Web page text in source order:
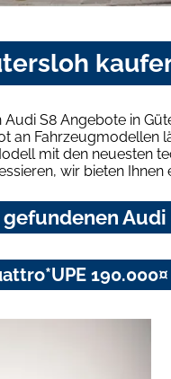
Audi S8 Angebote in
an Fahrzeugmodellen
mit den neuesten
wir bieten Ihnen
190.000¤